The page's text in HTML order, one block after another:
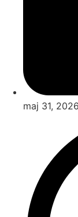
maj 31, 2026